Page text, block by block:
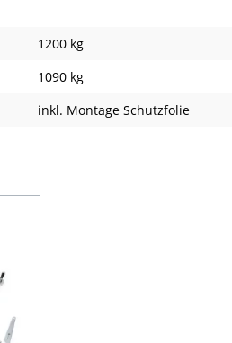
1200 kg
1090 kg
inkl. Montage Schutzfolie